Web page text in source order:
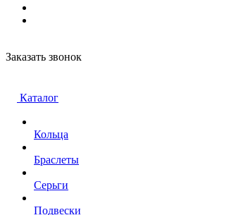
Заказать звонок
Каталог
Кольца
Браслеты
Серьги
Подвески